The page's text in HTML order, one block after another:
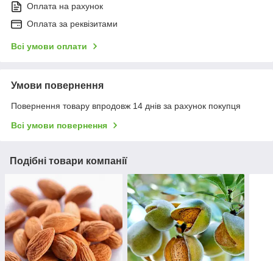
Оплата на рахунок
Оплата за реквізитами
Всі умови оплати
Умови повернення
Повернення товару впродовж 14 днів за рахунок покупця
Всі умови повернення
Подібні товари компанії